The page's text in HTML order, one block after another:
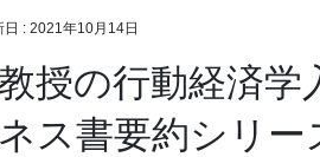
日 : 2021年10月14日
教授の行動経済
ス書要約シリー